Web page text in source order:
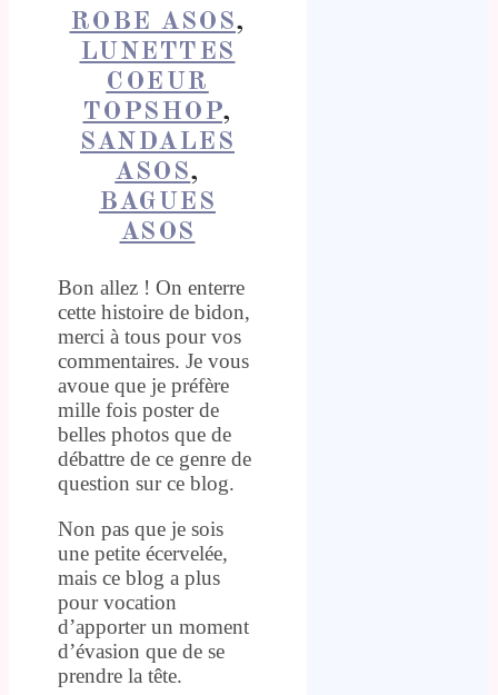
ROBE ASOS,
LUNETTES
COEUR
TOPSHOP,
SANDALES
ASOS,
BAGUES
ASOS
Bon allez ! On enterre
cette histoire de bidon,
merci à tous pour vos
commentaires. Je vous
avoue que je préfère
mille fois poster de
belles photos que de
débattre de ce genre de
question sur ce blog.
Non pas que je sois
une petite écervelée,
mais ce blog a plus
pour vocation
d’apporter un moment
d’évasion que de se
prendre la tête.